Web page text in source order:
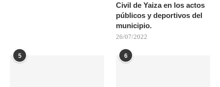
Civil de Yaiza en los actos
públicos y deportivos del
municipio.
26/07/2022
5 6